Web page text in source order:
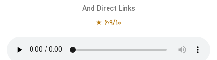
And Direct Links
۶٫۹/۱۰ ★